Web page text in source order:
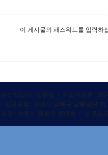
이 게시물의 패스워드를 입력하
책임자 : 양윤필 / 사업자번호 : 203-
천공장 : 인천시 남동구 남동공단
장 : 수원시 영통구 원천동 / 군포공